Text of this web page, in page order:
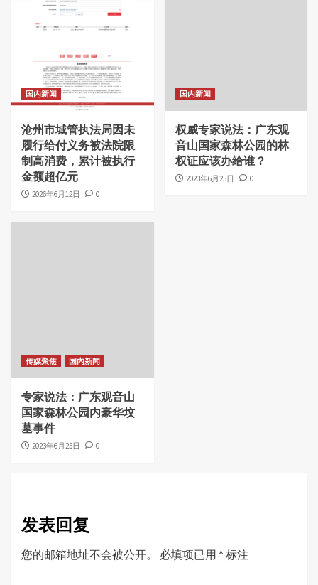
国内新闻
沧州市城管执法局因未
履行给付义务被法院限
制高消费，累计被执行
金额超亿元
2026年6月12日 0
国内新闻
权威专家说法：广东观
音山国家森林公园的林
权证应该办给谁？
2023年6月25日 0
传媒聚焦 国内新闻
专家说法：广东观音山
国家森林公园内豪华坟
墓事件
2023年6月25日 0
发表回复
您的邮箱地址不会被公开。 必填项已用 * 标注